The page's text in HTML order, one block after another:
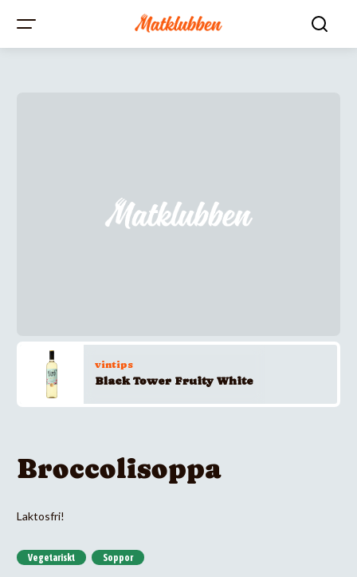
vintips
Black Tower Fruity White
Broccolisoppa
Laktosfri!
Vegetariskt Soppor